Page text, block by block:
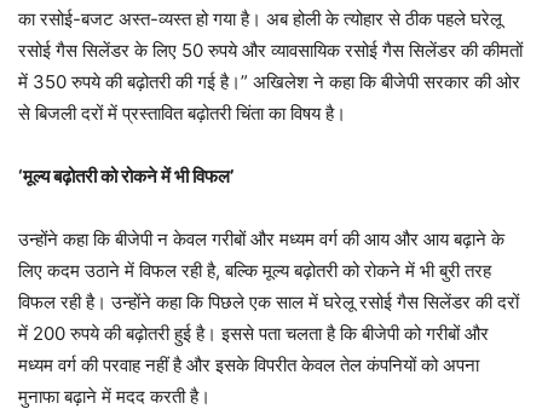
का रसोई-बजट अस्त-व्यस्त हो गया है। अब होली के त्योहार से ठीक पहले घरेलू
रसोई गैस सिलेंडर के लिए 50 रुपये और व्यावसायिक रसोई गैस सिलेंडर की कीमतों
में 350 रुपये की बढ़ोतरी की गई है।” अखिलेश ने कहा कि बीजेपी सरकार की ओर
से बिजली दरों में प्रस्तावित बढ़ोतरी चिंता का विषय है।
‘मूल्य बढ़ोतरी को रोकने में भी विफल’
उन्होंने कहा कि बीजेपी न केवल गरीबों और मध्यम वर्ग की आय और आय बढ़ाने के
लिए कदम उठाने में विफल रही है, बल्कि मूल्य बढ़ोतरी को रोकने में भी बुरी तरह
विफल रही है। उन्होंने कहा कि पिछले एक साल में घरेलू रसोई गैस सिलेंडर की दरों
में 200 रुपये की बढ़ोतरी हुई है। इससे पता चलता है कि बीजेपी को गरीबों और
मध्यम वर्ग की परवाह नहीं है और इसके विपरीत केवल तेल कंपनियों को अपना
मुनाफा बढ़ाने में मदद करती है।